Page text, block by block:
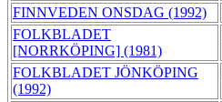
FINNVEDEN ONSDAG (1992)
FOLKBLADET
[NORRKÖPING] (1981)
FOLKBLADET JÖNKÖPING
(1992)